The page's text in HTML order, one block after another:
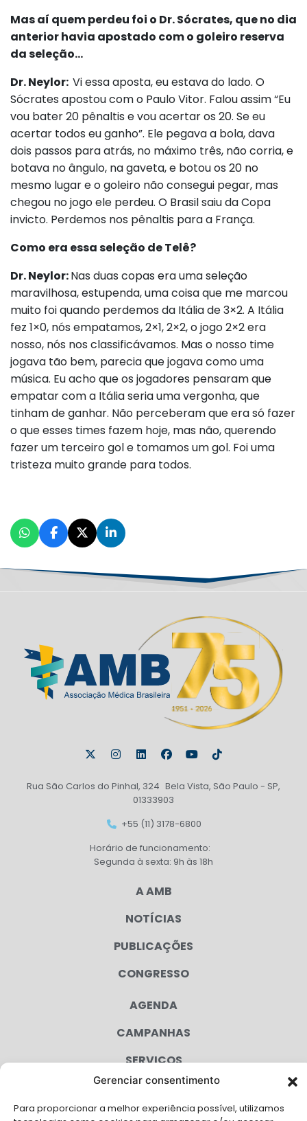
Gerenciar consentimento
Para proporcionar a melhor experiência possível, utilizamos
Mas aí quem perdeu foi o Dr. Sócrates, que no dia
anterior havia apostado com o goleiro reserva
da seleção…
Dr. Neylor: Vi essa aposta, eu estava do lado. O
Sócrates apostou com o Paulo Vitor. Falou assim “Eu
vou bater 20 pênaltis e vou acertar os 20. Se eu
acertar todos eu ganho”. Ele pegava a bola, dava
dois passos para atrás, no máximo três, não corria, e
botava no ângulo, na gaveta, e botou os 20 no
mesmo lugar e o goleiro não consegui pegar, mas
chegou no jogo ele perdeu. O Brasil saiu da Copa
invicto. Perdemos nos pênaltis para a França.
Como era essa seleção de Telê?
Dr. Neylor:Nas duas copas era uma seleção
maravilhosa, estupenda, uma coisa que me marcou
muito foi quando perdemos da Itália de 3×2. A Itália
fez 1×0, nós empatamos, 2×1, 2×2, o jogo 2×2 era
nosso, nós nos classificávamos. Mas o nosso time
jogava tão bem, parecia que jogava como uma
música. Eu acho que os jogadores pensaram que
empatar com a Itália seria uma vergonha, que
tinham de ganhar. Não perceberam que era só fazer
o que esses times fazem hoje, mas não, querendo
fazer um terceiro gol e tomamos um gol. Foi uma
tristeza muito grande para todos.
Rua São Carlos do Pinhal, 324 Bela Vista, São Paulo - SP,
01333903
+55 (11) 3178-6800
Horário de funcionamento:
Segunda à sexta: 9h às 18h
A AMB
NOTÍCIAS
PUBLICAÇÕES
CONGRESSO
AGENDA
CAMPANHAS
SERVIÇOS
FILIADAS